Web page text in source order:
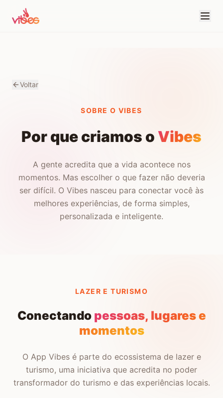
Voltar
SOBRE O VIBES
Por que criamos oVibes
A gente acredita que a vida acontece nos
momentos. Mas escolher o que fazer não deveria
ser difícil. O Vibes nasceu para conectar você às
melhores experiências, de forma simples,
personalizada e inteligente.
LAZER E TURISMO
Conectando pessoas, lugares e
momentos
O App Vibes é parte do ecossistema de lazer e
turismo, uma iniciativa que acredita no poder
transformador do turismo e das experiências locais.